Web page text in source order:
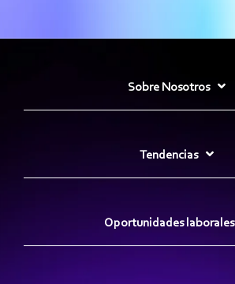
Sobre Nosotros
Tendencias
Oportunidades laborales